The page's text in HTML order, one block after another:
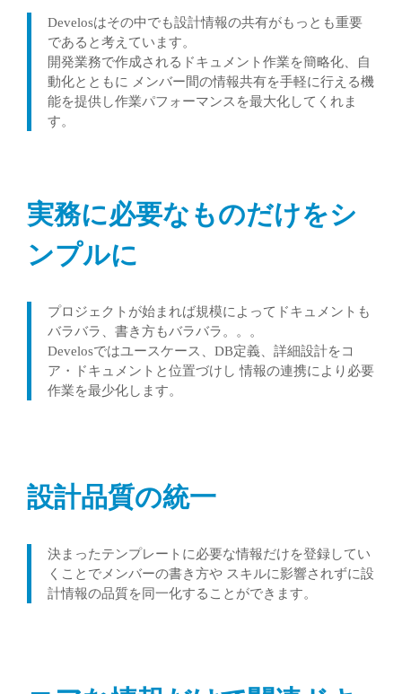
Develosはその中でも設計情報の共有がもっとも重要
であると考えています。
開発業務で作成されるドキュメント作業を簡略化、自
動化とともに メンバー間の情報共有を手軽に行える機
能を提供し作業パフォーマンスを最大化してくれま
す。
実務に必要なものだけをシ
ンプルに
プロジェクトが始まれば規模によってドキュメントも
バラバラ、書き方もバラバラ。。。
Develosではユースケース、DB定義、詳細設計をコ
ア・ドキュメントと位置づけし 情報の連携により必要
作業を最少化します。
設計品質の統一
決まったテンプレートに必要な情報だけを登録してい
くことでメンバーの書き方や スキルに影響されずに設
計情報の品質を同一化することができます。